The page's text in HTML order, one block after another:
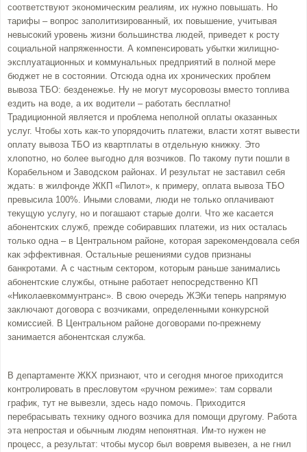
соответствуют экономическим реалиям, их нужно повышать. Но
тарифы – вопрос заполитизированный, их повышение, учитывая
невысокий уровень жизни большинства людей, приведет к росту
социальной напряженности. А компенсировать убытки жилищно-
эксплуатационных и коммунальных предприятий в полной мере
бюджет не в состоянии. Отсюда одна их хронических проблем
вывоза ТБО: безденежье. Ну не могут мусоровозы вместо топлива
ездить на воде, а их водители – работать бесплатно!
Традиционной является и проблема неполной оплаты оказанных
услуг. Чтобы хоть как-то упорядочить платежи, власти хотят вывести
оплату вывоза ТБО из квартплаты в отдельную книжку. Это
хлопотно, но более выгодно для возчиков. По такому пути пошли в
Корабельном и Заводском районах. И результат не заставил себя
ждать: в жилфонде ЖКП «Пилот», к примеру, оплата вывоза ТБО
превысила 100%. Иными словами, люди не только оплачивают
текущую услугу, но и погашают старые долги. Что же касается
абонентских служб, прежде собиравших платежи, из них осталась
только одна – в Центральном районе, которая зарекомендовала себя
как эффективная. Остальные решениями судов признаны
банкротами. А с частным сектором, которым раньше занимались
абонентские службы, отныне работает непосредственно КП
«Николаевкоммунтранс». В свою очередь ЖЭКи теперь напрямую
заключают договора с возчиками, определенными конкурсной
комиссией. В Центральном районе договорами по-прежнему
занимается абонентская служба.
В департаменте ЖКХ признают, что и сегодня многое приходится
контролировать в пресловутом «ручном режиме»: там сорвали
график, тут не вывезли, здесь надо помочь. Приходится
перебрасывать технику одного возчика для помощи другому. Работа
эта непростая и обычным людям непонятная. Им-то нужен не
процесс, а результат: чтобы мусор был вовремя вывезен, а не гнил